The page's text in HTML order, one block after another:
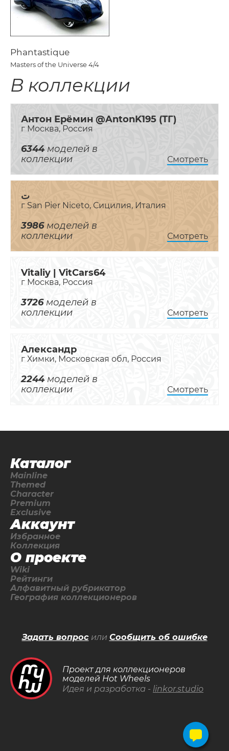
Phantastique
Masters of the Universe4/4
В коллекции
Антон Ерёмин @AntonK195 (ТГ)
г Москва, Россия
6344моделей в
коллекции
Смотреть
ت
г San Pier Niceto, Сицилия, Италия
3986моделей в
коллекции
Смотреть
Vitaliy | VitCars64
г Москва, Россия
3726моделей в
коллекции
Смотреть
Александр
г Химки, Московская обл, Россия
2244моделей в
коллекции
Смотреть
Каталог
Mainline
Themed
Character
Premium
Exclusive
Аккаунт
Избранное
Коллекция
О проекте
Wiki
Рейтинги
Алфавитный рубрикатор
География коллекционеров
Проект для коллекционеров
моделей Hot Wheels
Идея и разработка - linkor.studio
Задать вопросили Сообщить об ошибке